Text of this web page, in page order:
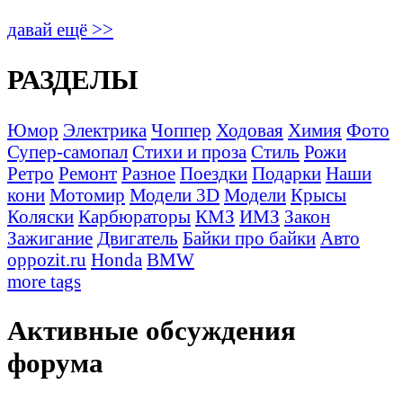
давай ещё >>
РАЗДЕЛЫ
Юмор Электрика Чоппер Ходовая Химия Фото
Супер-самопал Стихи и проза Стиль Рожи
Ретро Ремонт Разное Поездки Подарки Наши
кони Мотомир Модели 3D Модели Крысы
Коляски Карбюраторы КМЗ ИМЗ Закон
Зажигание Двигатель Байки про байки Авто
oppozit.ru Honda BMW
more tags
Активные обсуждения
форума